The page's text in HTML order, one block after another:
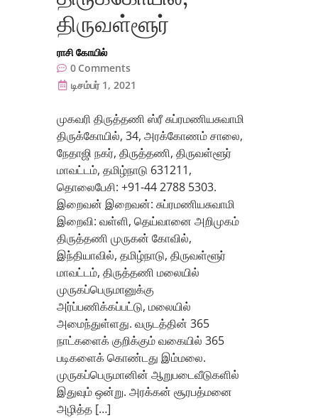
திருவள்ளூர்
ராசி கோயில்
0 Comments
டிசம்பர் 1, 2021
முகவரி திருத்தணி ஸ்ரீ சுப்ரமணியசுவாமி
திருக்கோயில், 34, அரக்கோணம் சாலை,
நேதாஜி நகர், திருத்தணி, திருவள்ளூர்
மாவட்டம், தமிழ்நாடு 631211,
தொலைபேசி: +91-44 2788 5303.
இறைவன் இறைவன்: சுப்ரமணியசுவாமி
இறைவி: வள்ளி, தெய்வானை அறிமுகம்
திருத்தணி முருகன் கோவில்,
இந்தியாவில், தமிழ்நாடு, திருவள்ளூர்
மாவட்டம், திருத்தணி மலையில்
முருகப்பெருமானுக்கு
அர்ப்பணிக்கப்பட்டு, மலையில்
அமைந்துள்ளது. வருடத்தின் 365
நாட்களைக் குறிக்கும் வகையில் 365
படிகளைக் கொண்டது இம்மலை.
முருகப்பெருமானின் ஆறுபடைவீடுகளில்
இதுவும் ஒன்று. அரக்கன் சூரபத்மனை
அழித்த […]